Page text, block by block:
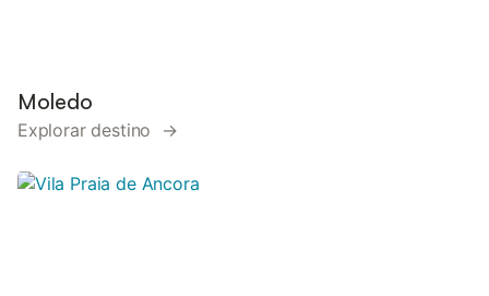
Moledo
Explorar destino →